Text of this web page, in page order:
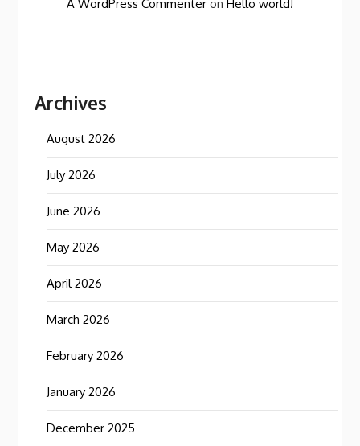
A WordPress Commenter on Hello world!
Archives
August 2026
July 2026
June 2026
May 2026
April 2026
March 2026
February 2026
January 2026
December 2025